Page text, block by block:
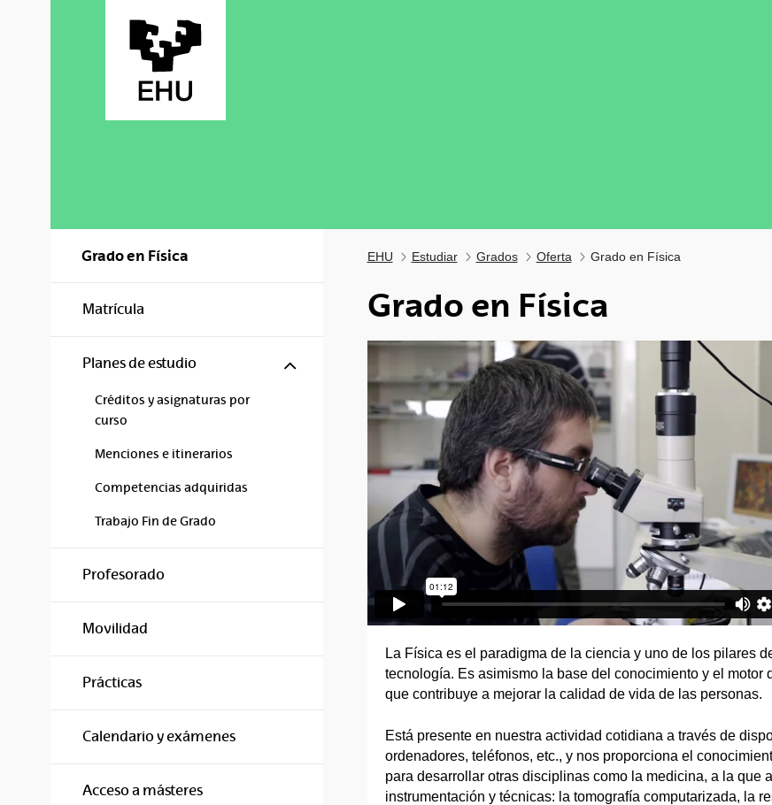
Grado en Física
Matrícula
Planes de estudio Mostrar/ocultar subpáginas
Créditos y asignaturas por
curso
Menciones e itinerarios
Competencias adquiridas
Trabajo Fin de Grado
Profesorado
Movilidad
Prácticas
Calendario y exámenes
Acceso a másteres
EHU Estudiar Grados Oferta Grado en Física
Grado en Física
La Física es el paradigma de la ciencia y uno de los pilares
tecnología. Es asimismo la base del conocimiento y el motor
que contribuye a mejorar la calidad de vida de las personas.
Está presente en nuestra actividad cotidiana a través de
ordenadores, teléfonos, etc., y nos proporciona el
para desarrollar otras disciplinas como la medicina, a la que
instrumentación y técnicas: la tomografía computarizada, la